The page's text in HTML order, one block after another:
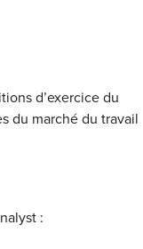
d’exercice du
du marché du travail
: